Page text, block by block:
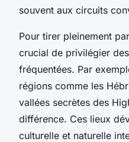
souvent aux circuits
Pour tirer pleinement
crucial de privilégier
fréquentées. Par
régions comme les
vallées secrètes des
différence. Ces lieux
culturelle et naturelle